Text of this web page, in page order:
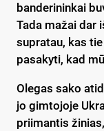
banderininkai
Tada mažai dar
supratau, kas
pasakyti, kad
Olegas sako
jo gimtojoje
priimantis